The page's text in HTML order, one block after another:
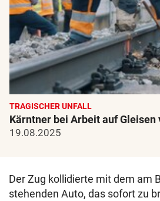
TRAGISCHER UNFALL
Kärntner bei Arbeit auf Gleisen
19.08.2025
Der Zug kollidierte mit dem am
stehenden Auto, das sofort zu